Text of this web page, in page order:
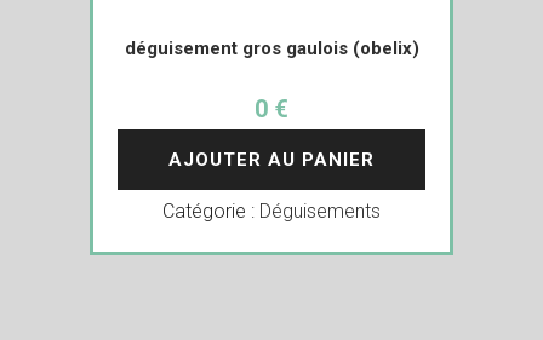
déguisement gros gaulois (obelix)
0 €
AJOUTER AU PANIER
Catégorie : Déguisements